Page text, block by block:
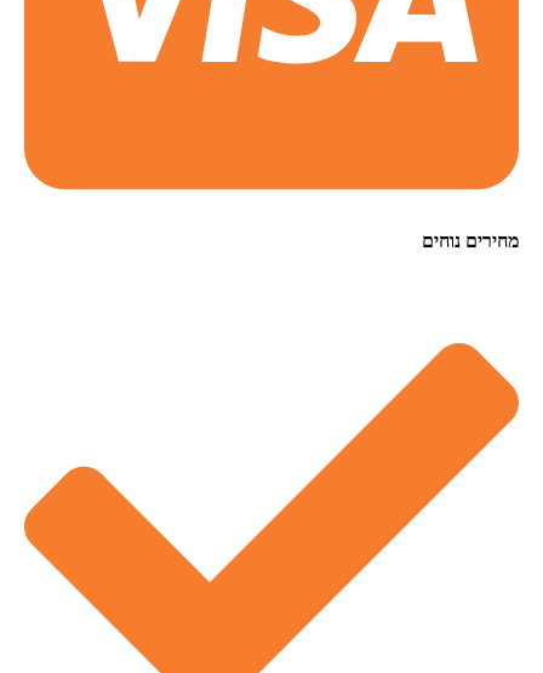
מחירים נוחים